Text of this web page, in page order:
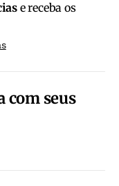
e receba os
com seus